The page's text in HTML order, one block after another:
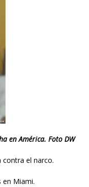
en América. Foto DW
contra el narco.
en Miami.